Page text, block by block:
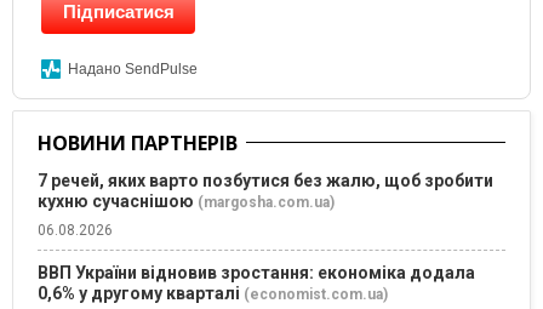
Підписатися
Надано SendPulse
НОВИНИ ПАРТНЕРІВ
7 речей, яких варто позбутися без жалю, щоб зробити
кухню сучаснішою (margosha.com.ua)
06.08.2026
ВВП України відновив зростання: економіка додала
0,6% у другому кварталі (economist.com.ua)